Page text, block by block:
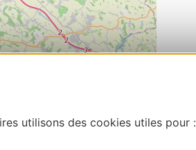
utilisons des cookies utiles pour :